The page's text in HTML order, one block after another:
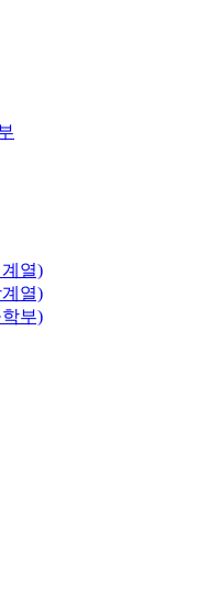
열)
열)
부)